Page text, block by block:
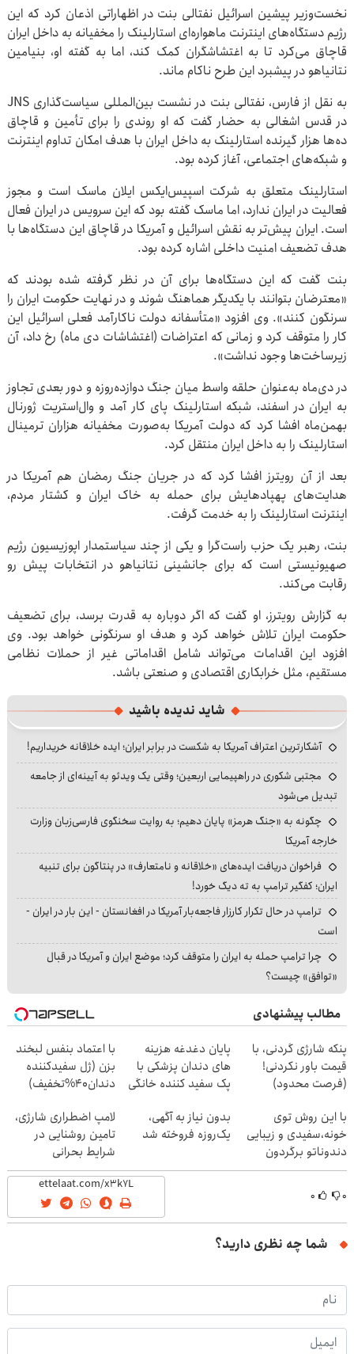
نخست‌وزیر پیشین اسرائیل نفتالی بنت در اظهاراتی اذعان کرد که این
رژیم دستگاه‌های اینترنت ماهواره‌ای استارلینک را مخفیانه به داخل ایران
قاچاق می‌کرد تا به اغتشاشگران کمک کند، اما به گفته او، بنیامین
نتانیاهو در پیشبرد این طرح ناکام ماند.
به نقل از فارس، نفتالی بنت در نشست بین‌المللی سیاست‌گذاری JNS
در قدس اشغالی به حضار گفت که او روندی را برای تأمین و قاچاق
ده‌ها هزار گیرنده استارلینک به داخل ایران با هدف امکان تداوم اینترنت
و شبکه‌های اجتماعی، آغاز کرده بود.
استارلینک متعلق به شرکت اسپیس‌ایکس ایلان ماسک است و مجوز
فعالیت در ایران ندارد، اما ماسک گفته بود که این سرویس در ایران فعال
است. ایران پیش‌تر به نقش اسرائیل و آمریکا در قاچاق این دستگاه‌ها با
هدف تضعیف امنیت داخلی اشاره کرده بود.
بنت گفت که این دستگاه‌ها برای آن در نظر گرفته شده بودند که
«معترضان بتوانند با یکدیگر هماهنگ شوند و در نهایت حکومت ایران را
سرنگون کنند». وی افزود «متأسفانه دولت ناکارآمد فعلی اسرائیل این
کار را متوقف کرد و زمانی که اعتراضات (اغتشاشات دی ماه) رخ داد، آن
زیرساخت‌ها وجود نداشت».
در دی‌ماه به‌عنوان حلقه واسط میان جنگ دوازده‌روزه و دور بعدی تجاوز
به ایران در اسفند، شبکه استارلینک پای کار آمد و وال‌استریت ژورنال
بهمن‌ماه افشا کرد که دولت آمریکا به‌صورت مخفیانه هزاران ترمینال
استارلینک را به داخل ایران منتقل کرد.
بعد از آن رویترز افشا کرد که در جریان جنگ رمضان هم آمریکا در
هدایت‌های پهپادهایش برای حمله به خاک ایران و کشتار مردم،
اینترنت استارلینک را به خدمت گرفت.
بنت، رهبر یک حزب راست‌گرا و یکی از چند سیاستمدار اپوزیسیون رژیم
صهیونیستی است که برای جانشینی نتانیاهو در انتخابات پیش رو
رقابت می‌کند.
به گزارش رویترز، او گفت که اگر دوباره به قدرت برسد، برای تضعیف
حکومت ایران تلاش خواهد کرد و هدف او سرنگونی خواهد بود. وی
افزود این اقدامات می‌تواند شامل اقداماتی غیر از حملات نظامی
مستقیم، مثل خرابکاری اقتصادی و صنعتی باشد.
شاید ندیده باشید
آشکارترین اعتراف آمریکا به شکست در برابر ایران؛ ایده خلاقانه خریداریم!
مجتبی شکوری در راهپیمایی اربعین؛ وقتی یک ویدئو به آیینه‌ای از جامعه
تبدیل می‌شود
چگونه به «جنگ هرمز» پایان دهیم؛ به روایت سخنگوی فارسی‌زبان وزارت
خارجه آمریکا
فراخوان دریافت ایده‌های «خلاقانه و نامتعارف» در پنتاگون برای تنبیه
ایران؛ کفگیر ترامپ به ته دیگ خورد!
ترامپ در حال تکرار کارزار فاجعه‌بار آمریکا در افغانستان - این بار در ایران -
است
چرا ترامپ حمله به ایران را متوقف کرد؛ موضع ایران و آمریکا در قبال
«توافق» چیست؟
مطالب پیشنهادی
پنکه شارژی گردنی، با
قیمت باور نکردنی!
(فرصت محدود)
پایان دغدغه هزینه
های دندان پزشکی با
پک سفید کننده خانگی
با اعتماد بنفس لبخند
بزن (ژل سفیدکننده
دندان40%تخفیف)
با این روش توی
خونه،سفیدی و زیبایی
دندوناتو برگردون
(40%off)
بدون نیاز به آگهی،
یک‌روزه فروخته شد
لامپ اضطراری شارژی،
تامین روشنایی در
شرایط بحرانی
۰ ۰
شما چه نظری دارید؟